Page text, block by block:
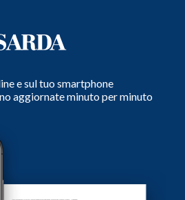
e sul tuo smartphone
aggiornate minuto per minuto